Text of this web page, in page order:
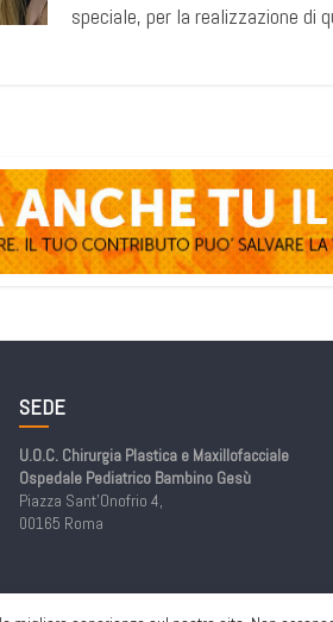
speciale, per la realizzazione di
SEDE
U.O.C. Chirurgia Plastica e Maxillofacciale
Ospedale Pediatrico Bambino Gesù
Piazza Sant’Onofrio 4,
00165 Roma